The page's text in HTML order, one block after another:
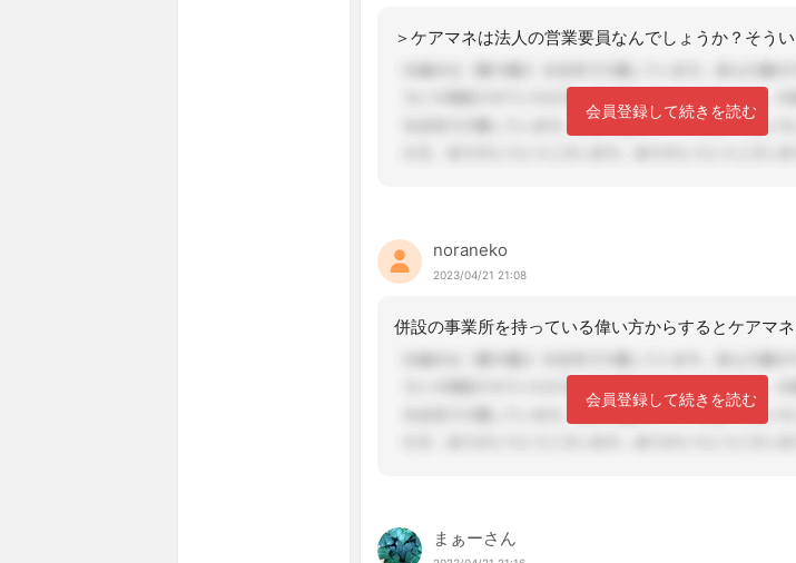
会員登録して続きを読む
noraneko
2023/04/21 21:08
会員登録して続きを読む
まぁーさん